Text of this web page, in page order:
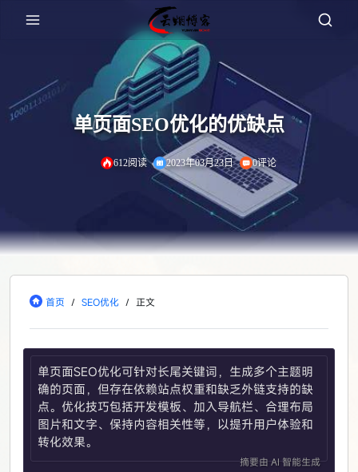
单页面SEO优化的优缺点
612阅读 2023年03月23日 0评论
首页 / SEO优化 / 正文
单页面SEO优化可针对长尾关键词，生成多个主题明
确的页面，但存在依赖站点权重和缺乏外链支持的缺
点。优化技巧包括开发模板、加入导航栏、合理布局
图片和文字、保持内容相关性等，以提升用户体验和
转化效果。
摘要由 AI 智能生成